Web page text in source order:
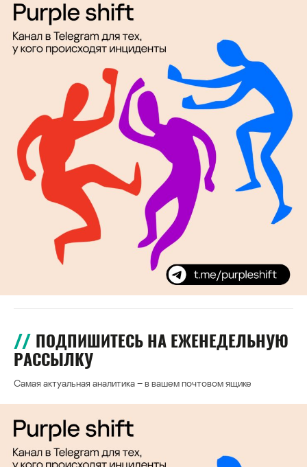
ПОДПИШИТЕСЬ НА ЕЖЕНЕДЕЛЬНУЮ
РАССЫЛКУ
Самая актуальная аналитика – в вашем почтовом ящике